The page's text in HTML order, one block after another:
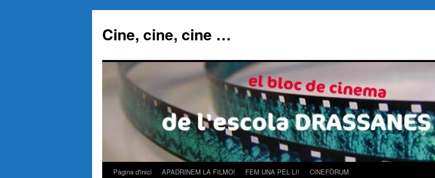
Cine, cine, cine …
VésPàgina d'inici APADRINEM LA FILMO! FEM UNA PEL·LI! CINEFÒRUM